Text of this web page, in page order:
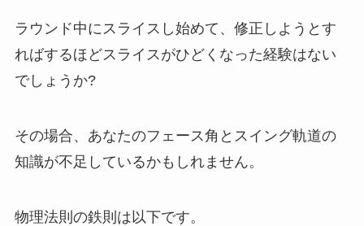
ラウンド中にスライスし始めて、修正しようとす
ればするほどスライスがひどくなった経験はない
でしょうか?
その場合、あなたのフェース角とスイング軌道の
知識が不足しているかもしれません。
物理法則の鉄則は以下です。